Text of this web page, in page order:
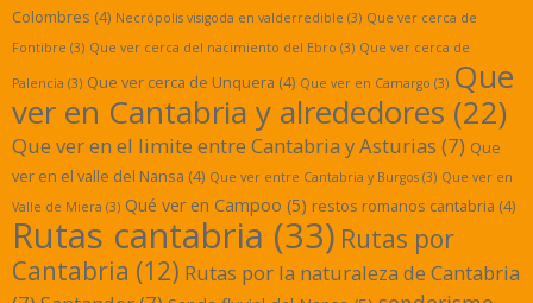
Colombres (4) Necrópolis visigoda en valderredible (3) Que ver cerca de
Fontibre (3) Que ver cerca del nacimiento del Ebro (3) Que ver cerca de
Palencia (3) Que ver cerca de Unquera (4) Que ver en Camargo (3) Que
ver en Cantabria y alrededores (22)
Que ver en el limite entre Cantabria y Asturias (7) Que
ver en el valle del Nansa (4) Que ver entre Cantabria y Burgos (3) Que ver en
Valle de Miera (3) Qué ver en Campoo (5) restos romanos cantabria (4)
Rutas cantabria (33) Rutas por
Cantabria (12) Rutas por la naturaleza de Cantabria